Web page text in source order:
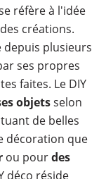
réfère à l'idée
créations.
depuis plusieurs
ses propres
faites. Le DIY
objetsselon
de belles
décoration que
ou pourdes
déco réside